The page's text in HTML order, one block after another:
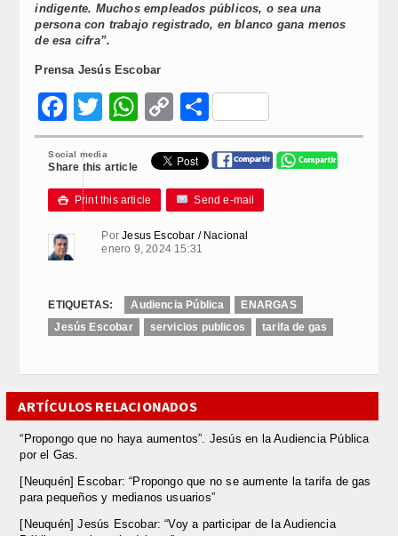
indigente. Muchos empleados públicos, o sea una
persona con trabajo registrado, en blanco gana menos
de esa cifra”.
Prensa Jesús Escobar
Facebook
Twitter
WhatsApp
Copy
Link
Compartir
Social media
Share this article
 Print this article Send e-mail
PorJesus Escobar / Nacional
enero 9, 2024 15:31
ETIQUETAS: Audiencia Pública
ENARGAS
Jesús Escobar
servicios publicos tarifa de gas
ARTÍCULOS RELACIONADOS
“Propongo que no haya aumentos”. Jesús en la Audiencia Pública
por el Gas.
[Neuquén] Escobar: “Propongo que no se aumente la tarifa de gas
para pequeños y medianos usuarios”
[Neuquén] Jesús Escobar: “Voy a participar de la Audiencia